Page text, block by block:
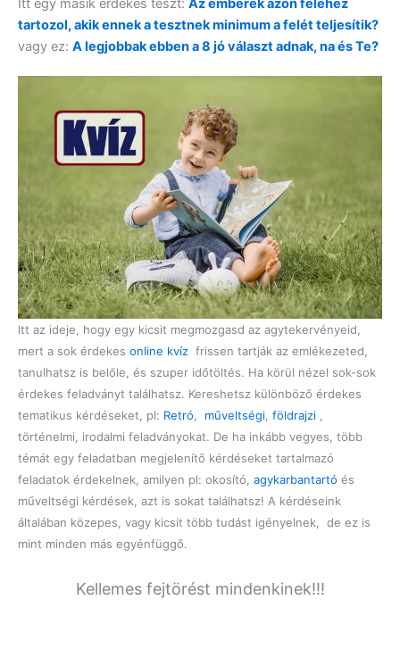
tartozol, akik ennek a tesztnek minimum a felét teljesítik?
vagy ez: A legjobbak ebben a 8 jó választ adnak, na és Te?
Itt az ideje, hogy egy kicsit megmozgasd az agytekervényeid,
mert a sok érdekes online kvíz frissen tartják az emlékezeted,
tanulhatsz is belőle, és szuper időtöltés. Ha körül nézel sok-sok
érdekes feladványt találhatsz. Kereshetsz különböző érdekes
tematikus kérdéseket, pl: Retró, műveltségi, földrajzi ,
történelmi, irodalmi feladványokat. De ha inkább vegyes, több
témát egy feladatban megjelenítő kérdéseket tartalmazó
feladatok érdekelnek, amilyen pl: okosító, agykarbantartó és
műveltségi kérdések, azt is sokat találhatsz! A kérdéseink
általában közepes, vagy kicsit több tudást igényelnek, de ez is
mint minden más egyénfüggő.
Kellemes fejtörést mindenkinek!!!